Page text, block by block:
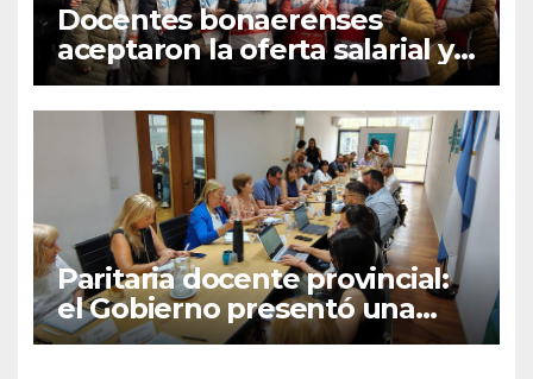
Docentes bonaerenses
aceptaron la oferta salarial y
Suteba convocó a un paro
nacional
Paritaria docente provincial:
el Gobierno presentó una
oferta del 7% que será